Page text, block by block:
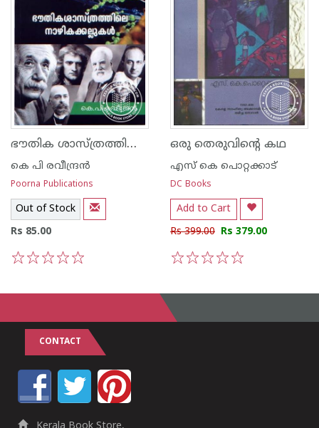
ഭൗതിക ശാസ്ത്രത്തിലെ നാഴിക കല്ലുകള്‍
കെ പി രവീന്ദ്രന്‍
Poorna Publications
Out of Stock
Rs 85.00
ഒരു തെരുവിന്റെ കഥ
എസ്‌ കെ പൊറ്റക്കാട്‌
DC Books
Add to Cart
Rs 399.00 Rs 379.00
CONTACT